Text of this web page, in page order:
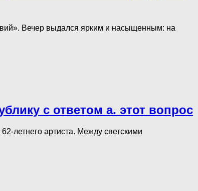
Вечер выдался ярким и насыщенным: на
с ответом а. этот вопрос
летнего артиста. Между светскими